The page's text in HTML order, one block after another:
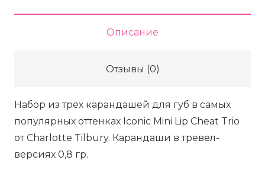
Iconic
Mini
Lip
Cheat
Описание
Отзывы (0)
Набор из трёх карандашей для губ в самых
популярных оттенках Iconic Mini Lip Cheat Trio
от Charlotte Tilbury. Карандаши в тревел-
версиях 0,8 гр.